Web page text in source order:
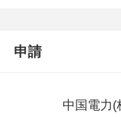
申請
中国電力(